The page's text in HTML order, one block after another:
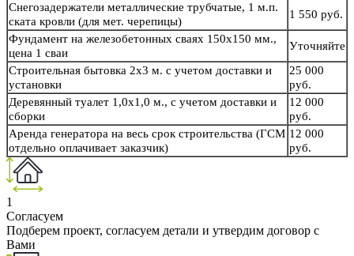
Снегозадержатели металлические трубчатые, 1 м.п.
ската кровли (для мет. черепицы)
1 550 руб.
Фундамент на железобетонных сваях 150х150 мм.,
цена 1 сваи
Уточняйте
Строительная бытовка 2х3 м. с учетом доставки и
установки
25 000
руб.
Деревянный туалет 1,0х1,0 м., с учетом доставки и
сборки
12 000
руб.
Аренда генератора на весь срок строительства (ГСМ
отдельно оплачивает заказчик)
12 000
руб.
1
Согласуем
Подберем проект, согласуем детали и утвердим договор с
Вами